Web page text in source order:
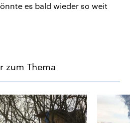
es bald wieder so weit
zum Thema